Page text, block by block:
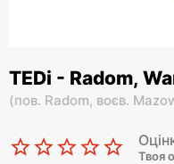
TEDi - Radom,
(пов. Radom, воєв.
Твоя